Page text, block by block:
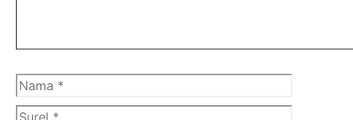
Nama